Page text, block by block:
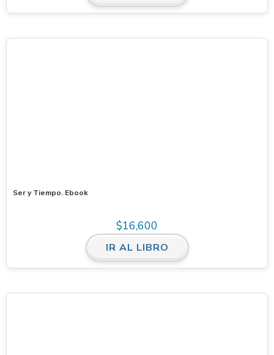
Ser y Tiempo. Ebook
$16,600
IR AL LIBRO